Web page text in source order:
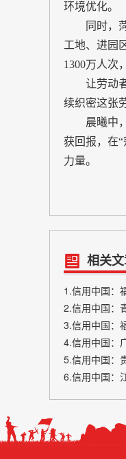
环境优化。
同时，菏
工地、进园
1300万人次
让劳动者
续织密这张
晨曦中，
获回报，在
力量。
相关
1.信用中国：
2.信用中国：
3.信用中国：
4.信用中国：
5.信用中国：
6.信用中国：